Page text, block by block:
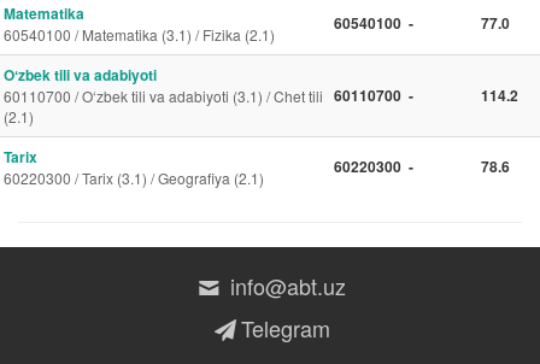
Matematika
60540100 / Matematika (3.1) / Fizika (2.1)
60540100 - 77.0
Oʻzbek tili va adabiyoti
60110700 / O‘zbek tili va adabiyoti (3.1) / Chet tili
(2.1)
60110700 - 114.2
Tarix
60220300 / Tarix (3.1) / Geografiya (2.1)
60220300 - 78.6
info@abt.uz
Telegram